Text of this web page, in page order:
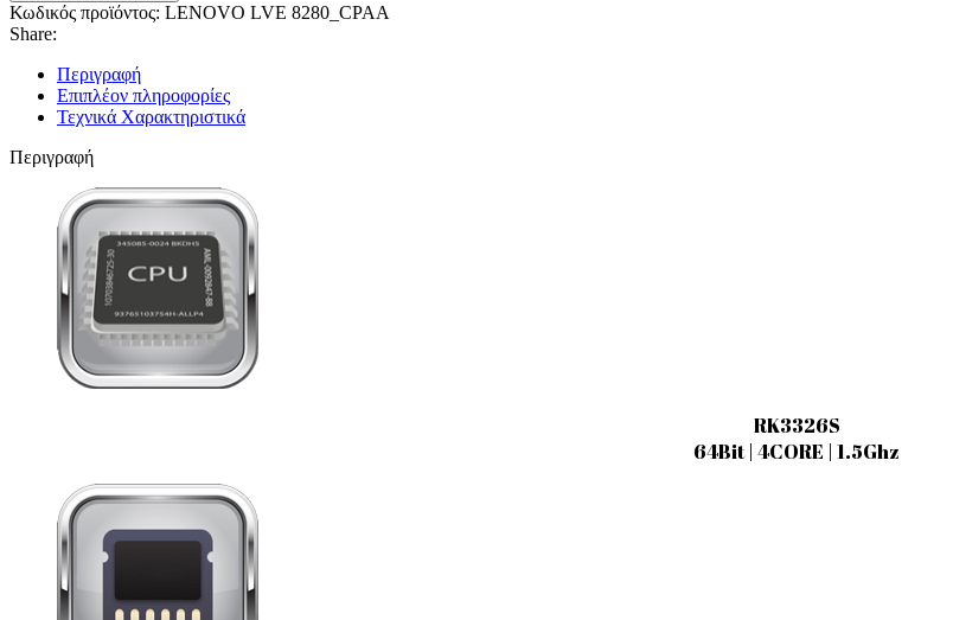
Κωδικός προϊόντος: LENOVO LVE 8280_CPAA
Share:
Περιγραφή
Επιπλέον πληροφορίες
Τεχνικά Χαρακτηριστικά
Περιγραφή
RK3326S
64Bit | 4CORE | 1.5Ghz